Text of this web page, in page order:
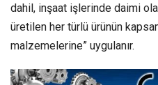
dahil, inşaat işlerinde daimi
üretilen her türlü ürünün
malzemelerine” uygulanır.